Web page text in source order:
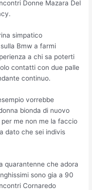
Donne Mazara Del
simpatico
Bmw a farmi
a chi sa poterti
contatti con due palle
continuo.
vorrebbe
bionda di nuovo
me non me la faccio
dato che sei indivis
quarantenne che adora
sono gia a 90
Cornaredo